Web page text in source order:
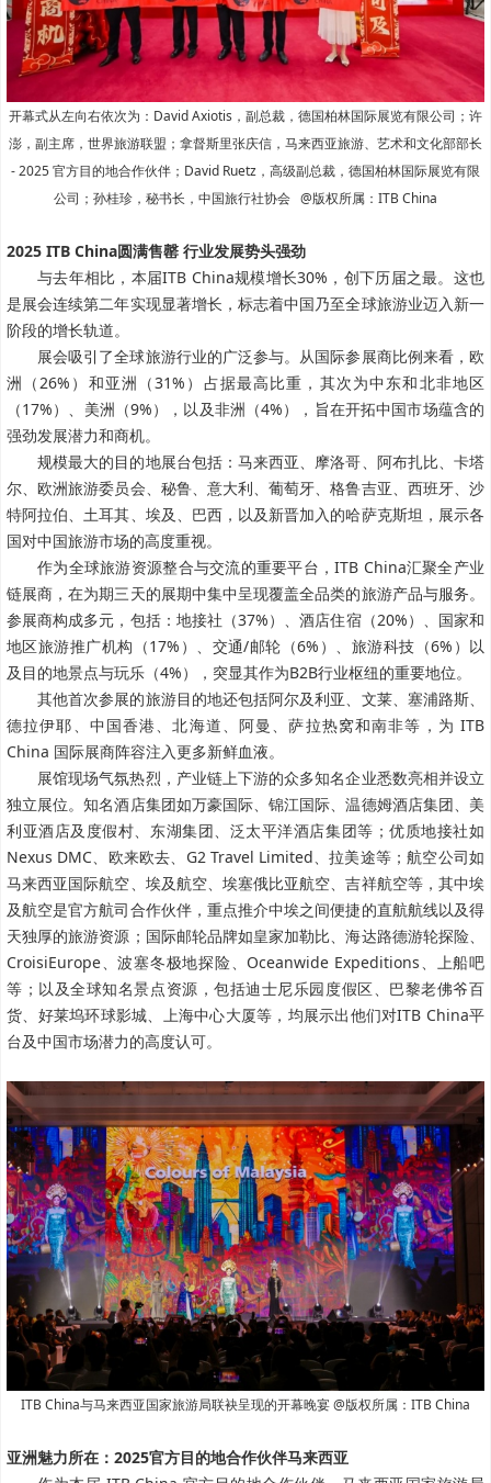
开幕式从左向右依次为：David Axiotis，副总裁，德国柏林国际展览有限公司；许
澎，副主席，世界旅游联盟；拿督斯里张庆信，马来西亚旅游、艺术和文化部部长
- 2025 官方目的地合作伙伴；David Ruetz，高级副总裁，德国柏林国际展览有限
公司；孙桂珍，秘书长，中国旅行社协会 @版权所属：ITB China
2025 ITB China圆满售罄 行业发展势头强劲
与去年相比，本届ITB China规模增长30%，创下历届之最。这也
是展会连续第二年实现显著增长，标志着中国乃至全球旅游业迈入新一
阶段的增长轨道。
展会吸引了全球旅游行业的广泛参与。从国际参展商比例来看，欧
洲（26%）和亚洲（31%）占据最高比重，其次为中东和北非地区
（17%）、美洲（9%），以及非洲（4%），旨在开拓中国市场蕴含的
强劲发展潜力和商机。
规模最大的目的地展台包括：马来西亚、摩洛哥、阿布扎比、卡塔
尔、欧洲旅游委员会、秘鲁、意大利、葡萄牙、格鲁吉亚、西班牙、沙
特阿拉伯、土耳其、埃及、巴西，以及新晋加入的哈萨克斯坦，展示各
国对中国旅游市场的高度重视。
作为全球旅游资源整合与交流的重要平台，ITB China汇聚全产业
链展商，在为期三天的展期中集中呈现覆盖全品类的旅游产品与服务。
参展商构成多元，包括：地接社（37%）、酒店住宿（20%）、国家和
地区旅游推广机构（17%）、交通/邮轮（6%）、旅游科技（6%）以
及目的地景点与玩乐（4%），突显其作为B2B行业枢纽的重要地位。
其他首次参展的旅游目的地还包括阿尔及利亚、文莱、塞浦路斯、
德拉伊耶、中国香港、北海道、阿曼、萨拉热窝和南非等，为 ITB
China 国际展商阵容注入更多新鲜血液。
展馆现场气氛热烈，产业链上下游的众多知名企业悉数亮相并设立
独立展位。知名酒店集团如万豪国际、锦江国际、温德姆酒店集团、美
利亚酒店及度假村、东湖集团、泛太平洋酒店集团等；优质地接社如
Nexus DMC、欧来欧去、G2 Travel Limited、拉美途等；航空公司如
马来西亚国际航空、埃及航空、埃塞俄比亚航空、吉祥航空等，其中埃
及航空是官方航司合作伙伴，重点推介中埃之间便捷的直航航线以及得
天独厚的旅游资源；国际邮轮品牌如皇家加勒比、海达路德游轮探险、
CroisiEurope、波塞冬极地探险、Oceanwide Expeditions、上船吧
等；以及全球知名景点资源，包括迪士尼乐园度假区、巴黎老佛爷百
货、好莱坞环球影城、上海中心大厦等，均展示出他们对ITB China平
台及中国市场潜力的高度认可。
ITB China与马来西亚国家旅游局联袂呈现的开幕晚宴@版权所属：ITB China
亚洲魅力所在：2025官方目的地合作伙伴马来西亚